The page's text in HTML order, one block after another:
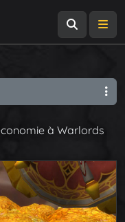
à Warlords